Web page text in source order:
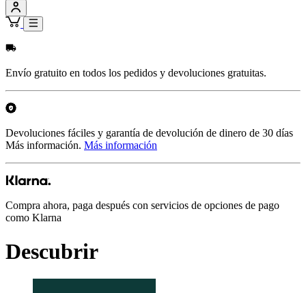
Envío gratuito en todos los pedidos y devoluciones gratuitas.
Devoluciones fáciles y garantía de devolución de dinero de 30 días
Más información. Más información
Compra ahora, paga después con servicios de opciones de pago
como Klarna
Descubrir